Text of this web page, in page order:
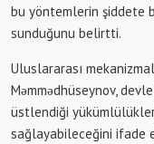
bu yöntemlerin şiddete
sunduğunu belirtti.
Uluslararası
Məmmədhüseynov,
üstlendiği
sağlayabileceğini ifade